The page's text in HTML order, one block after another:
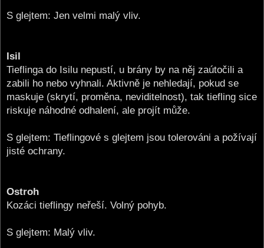
S glejtem: Jen velmi malý vliv.
Isil
Tieflinga do Isilu nepustí, u brány by na něj zaútočili a
zabili ho nebo vyhnali. Aktivně je nehledají, pokud se
maskuje (skrytí, proměna, neviditelnost), tak tiefling sice
riskuje náhodné odhalení, ale projít může.
S glejtem: Tieflingové s glejtem jsou tolerováni a požívají
jisté ochrany.
Ostroh
Kozáci tieflingy neřeší. Volný pohyb.
S glejtem: Malý vliv.